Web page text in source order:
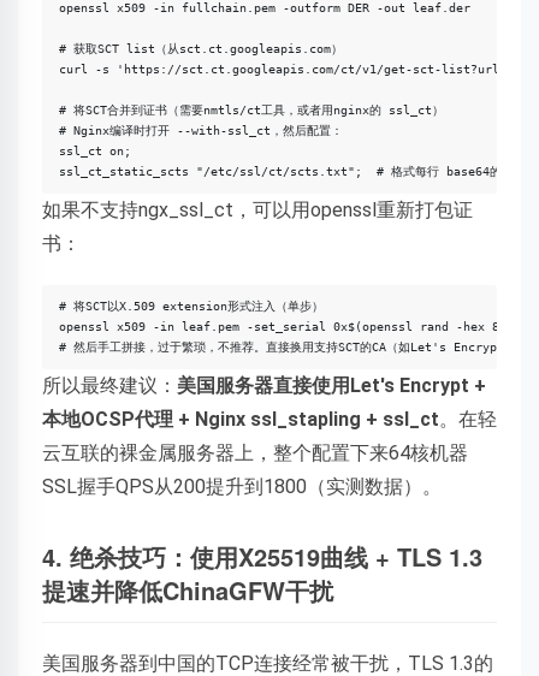
openssl x509 -in fullchain.pem -outform DER -out leaf.der
# 获取SCT list（从sct.ct.googleapis.com）
curl -s 'https://sct.ct.googleapis.com/ct/v1/get-sct-
# 将SCT合并到证书（需要nmtls/ct工具，或者用nginx的 ssl_ct）
# Nginx编译时打开 --with-ssl_ct，然后配置：
ssl_ct on;
ssl_ct_static_scts "/etc/ssl/ct/scts.txt";  # 格式每行 base64的SCT
如果不支持ngx_ssl_ct，可以用openssl重新打包证
书：
# 将SCT以X.509 extension形式注入（单步）
openssl x509 -in leaf.pem -set_serial 0x$(openssl rand -hex 8) -out
# 然后手工拼接，过于繁琐，不推荐。直接换用支持SCT的CA（如Let's Encrypt、
所以最终建议： 美国服务器直接使用Let's Encrypt +
本地OCSP代理 + Nginx ssl_stapling + ssl_ct。在轻
云互联的裸金属服务器上，整个配置下来64核机器
SSL握手QPS从200提升到1800（实测数据）。
4. 绝杀技巧：使用X25519曲线 + TLS 1.3
提速并降低ChinaGFW干扰
美国服务器到中国的TCP连接经常被干扰，TLS 1.3的